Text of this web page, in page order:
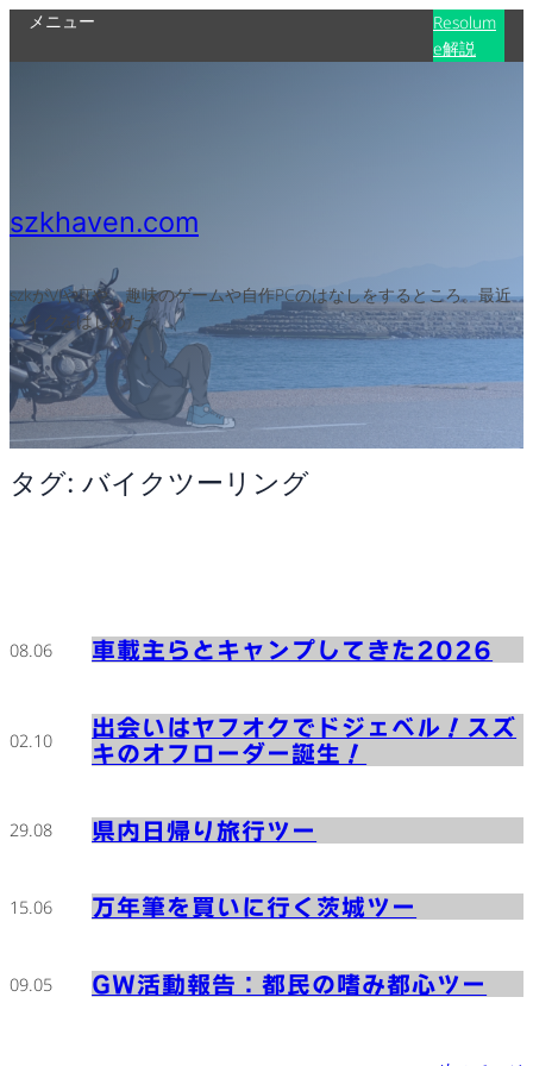
メニュー
Resolum
e解説
szkhaven.com
szkがVJやITや、趣味のゲームや自作PCのはなしをするところ。最近
バイクをはじめた
タグ: バイクツーリング
08.06 車載主らとキャンプしてきた2026
02.10
出会いはヤフオクでドジェベル！スズ
キのオフローダー誕生！
29.08 県内日帰り旅行ツー
15.06 万年筆を買いに行く茨城ツー
09.05 GW活動報告：都民の嗜み都心ツー